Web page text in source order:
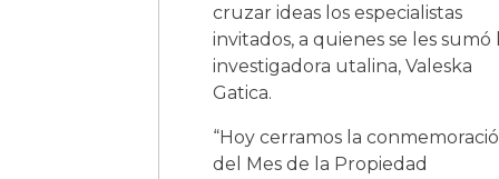
cruzar ideas los especialistas
invitados, a quienes se les sumó
investigadora utalina, Valeska
Gatica.
“Hoy cerramos la
del Mes de la Propiedad